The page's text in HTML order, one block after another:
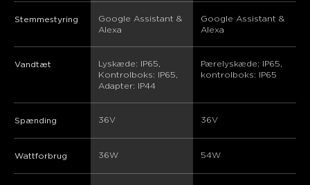
Stemmestyring
Google Assistant &
Alexa
Google Assistant &
Alexa
Vandtæt
Lyskæde: IP65,
Kontrolboks: IP65,
Adapter: IP44
Pærelyskæde: IP65,
kontrolboks: IP65
Spænding 36V 36V
Wattforbrug 36W ‎54W